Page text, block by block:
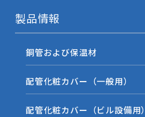
製品情報
銅管および保温材
配管化粧カバー（一般用）
配管化粧カバー（ビル設備用）